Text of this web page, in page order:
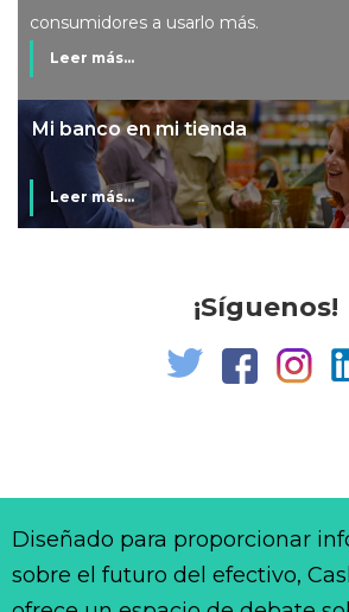
consumidores a usarlo más.
Leer más...
Mi banco en mi tienda
Leer más...
¡Síguenos!
Diseñado para proporcionar
sobre el futuro del efectivo,